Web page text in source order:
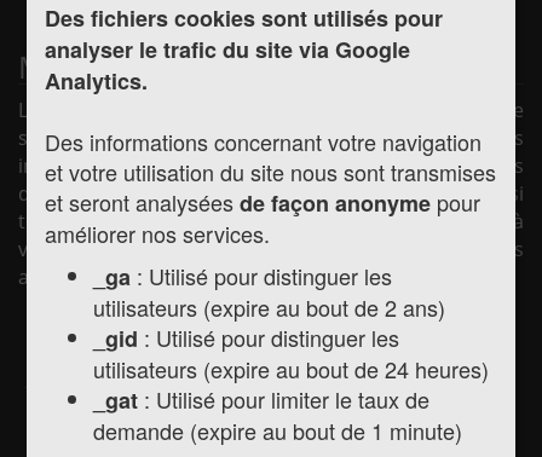
Des fichiers cookies sont utilisés pour
analyser le trafic du site via Google
Analytics.
Des informations concernant votre navigation
et votre utilisation du site nous sont transmises
et seront analyséesde façon anonyme pour
améliorer nos services.
_ga : Utilisé pour distinguer les
utilisateurs (expire au bout de 2 ans)
_gid : Utilisé pour distinguer les
utilisateurs (expire au bout de 24 heures)
_gat : Utilisé pour limiter le taux de
demande (expire au bout de 1 minute)
Mairie de Montréjeau
La mairie de Montréjeau vous souhaite la bienvenue
sur son site internet afin de vous présenter les
informations pratiques concernant la mairie (horaires
d'ouverture, les élus, la vie municipale, etc.) mais aussi
toute l'actualité de la commune, les services mis à
votre disposition et les liens utiles pour vos démarches
administratives.
Actualités Agenda
Informations